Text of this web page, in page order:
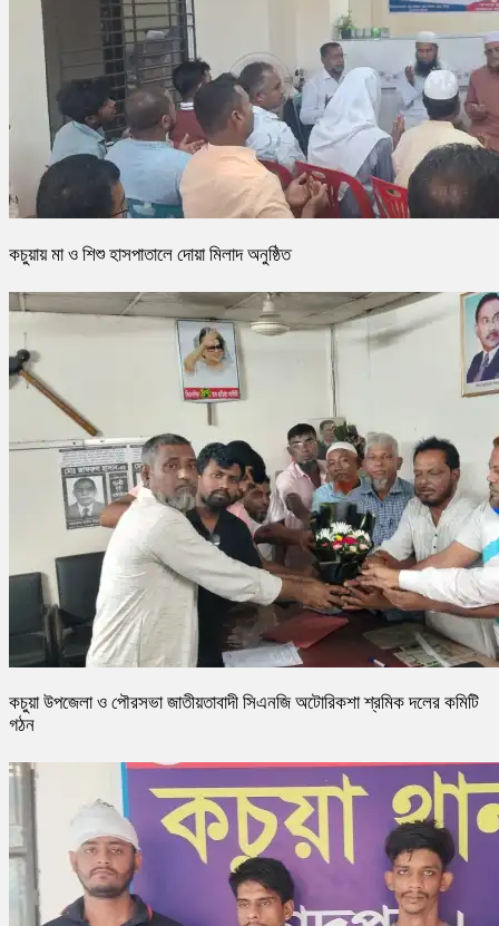
কচুয়ায় মা ও শিশু হাসপাতালে দোয়া মিলাদ অনুষ্ঠিত
কচুয়া উপজেলা ও পৌরসভা জাতীয়তাবাদী সিএনজি অটোরিকশা শ্রমিক দলের কমিটি
গঠন